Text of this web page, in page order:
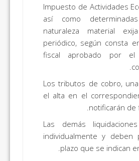
Impuesto de Actividades
así como
naturaleza material
periódico, según consta
fiscal aprobado por el
Los tributos de cobro,
el alta en el
notificarán de
Las demás
individualmente y deben
plazo que se indican